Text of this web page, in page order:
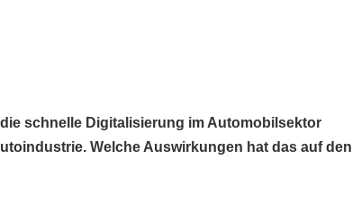
schnelle Digitalisierung im Automobilsektor
Welche Auswirkungen hat das auf den